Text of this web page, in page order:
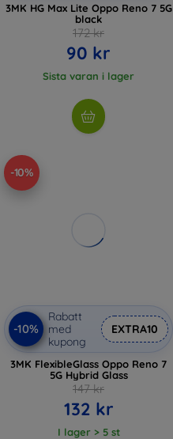
3MK HG Max Lite Oppo Reno 7 5G
black
172 kr
90 kr
Sista varan i lager
-10%
-10%
Rabatt
med
kupong
EXTRA10
3MK FlexibleGlass Oppo Reno 7
5G Hybrid Glass
147 kr
132 kr
I lager > 5 st